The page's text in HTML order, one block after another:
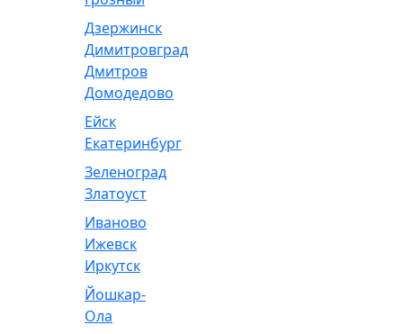
Дзержинск
Димитровград
Дмитров
Домодедово
Ейск
Екатеринбург
Зеленоград
Златоуст
Иваново
Ижевск
Иркутск
Йошкар-
Ола